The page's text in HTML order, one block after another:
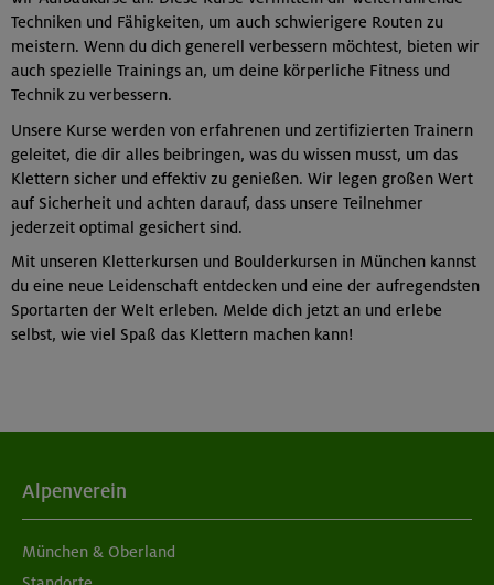
Techniken und Fähigkeiten, um auch schwierigere Routen zu
meistern. Wenn du dich generell verbessern möchtest, bieten wir
auch spezielle Trainings an, um deine körperliche Fitness und
Technik zu verbessern.
Unsere Kurse werden von erfahrenen und zertifizierten Trainern
geleitet, die dir alles beibringen, was du wissen musst, um das
Klettern sicher und effektiv zu genießen. Wir legen großen Wert
auf Sicherheit und achten darauf, dass unsere Teilnehmer
jederzeit optimal gesichert sind.
Mit unseren Kletterkursen und Boulderkursen in München kannst
du eine neue Leidenschaft entdecken und eine der aufregendsten
Sportarten der Welt erleben. Melde dich jetzt an und erlebe
selbst, wie viel Spaß das Klettern machen kann!
Alpenverein
München & Oberland